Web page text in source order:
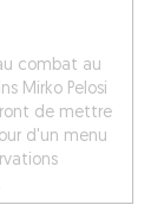
combat au
Mirko Pelosi
de mettre
d'un menu